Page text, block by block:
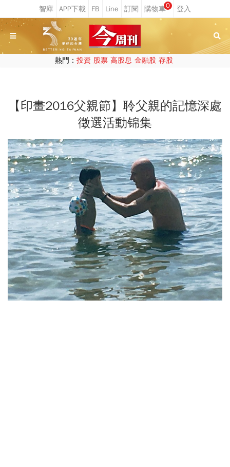
0
熱門： 投資 股票 高股息 金融股 存股
【印畫2016父親節】聆父親的記憶深處
徵選活動锦集